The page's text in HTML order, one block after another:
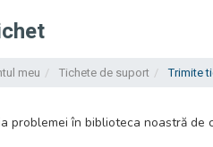
meu Tichete de suport Trimite
problemei în biblioteca noastră